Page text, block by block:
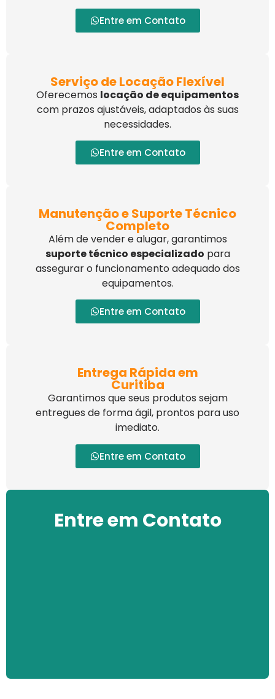
Entre em Contato
Serviço de Locação Flexível
Oferecemos locação de equipamentos
com prazos ajustáveis, adaptados às suas
necessidades.
Entre em Contato
Manutenção e Suporte Técnico
Completo
Além de vender e alugar, garantimos
suporte técnico especializado para
assegurar o funcionamento adequado dos
equipamentos.
Entre em Contato
Entrega Rápida em
Curitiba
Garantimos que seus produtos sejam
entregues de forma ágil, prontos para uso
imediato.
Entre em Contato
Entre em Contato